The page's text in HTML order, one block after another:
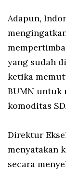
Adapun,
yang sudah
ketika
BUMN untuk
komoditas
Direktur
menyatakan
secara